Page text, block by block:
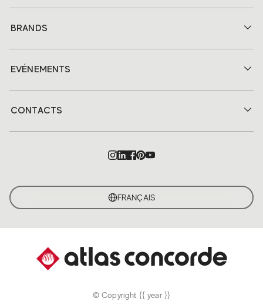
BRANDS
EVÉNEMENTS
CONTACTS
FRANÇAIS
© Copyright {{ year }}